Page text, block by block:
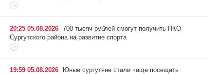
20:25 05.08.2026 700 тысяч рублей смогут получить НКО
Сургутского района на развитие спорта
19:59 05.08.2026
Юные сургутяне стали чаще посещать